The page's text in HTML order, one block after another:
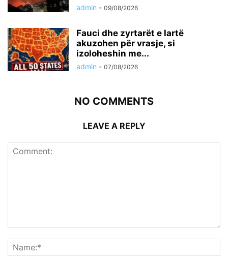
admin - 09/08/2026
Fauci dhe zyrtarët e lartë
akuzohen për vrasje, si
izoloheshin me...
admin - 07/08/2026
NO COMMENTS
LEAVE A REPLY